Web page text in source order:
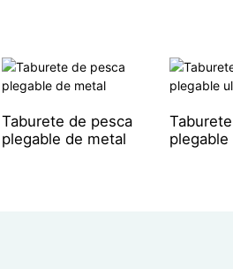
Taburete de pesca
plegable de metal